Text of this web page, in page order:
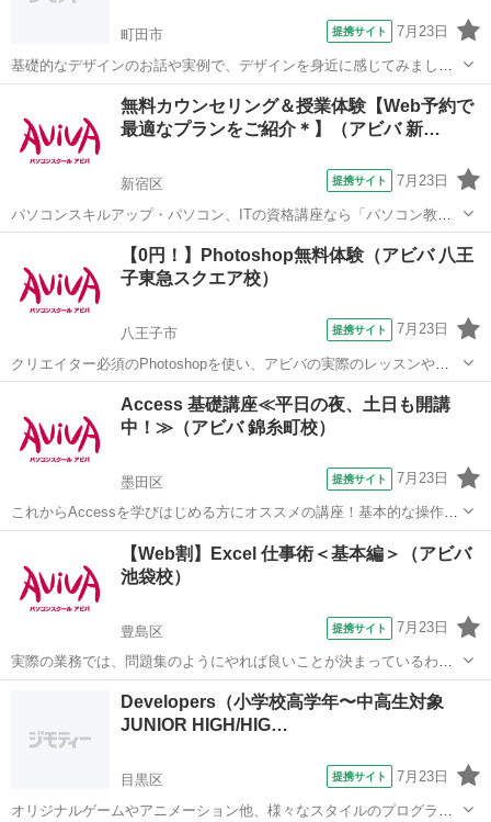
町田市 提携サイト 7月23日
基礎的なデザインのお話や実例で、デザインを身近に感じてみましょ
う！ 身の回りにたくさんあるデザインされているものの見方が変わる
かもしれません◎授業内で実際に制作するものは後日発表いたします
のでお楽しみに⭐︎
Webデザイナー
無料カウンセリング＆授業体験【Web予約で
最適なプランをご紹介＊】（アビバ 新…
新宿区 提携サイト 7月23日
パソコンスキルアップ・パソコン、ITの資格講座なら「パソコン教室
アビバ」。 全国直営100校以上で通学に便利！ ただいま、パソコン教
室アビバでは、全国の教室で説明会・無料体験授業を実施中です。 個
別カウンセリングと少人数個別...
エクセル
【0円！】Photoshop無料体験（アビバ 八王
子東急スクエア校）
八王子市 提携サイト 7月23日
クリエイター必須のPhotoshopを使い、アビバの実際のレッスンや教
室の雰囲気を無料で体験♪ 暗めの失敗写真に補正をかけて元通りにし
たり、複数写真を組み合わせ合成写真を作る体験など、あなたに合っ
たメニューで体験していただけます！
その他
Access 基礎講座≪平日の夜、土日も開講
中！≫（アビバ 錦糸町校）
墨田区 提携サイト 7月23日
これからAccessを学びはじめる方にオススメの講座！基本的な操作か
らリレーションシップなど、データベース管理ソフトであるAccessの
醍醐味を学ぶ事ができる講座です。 ■学習内容■ 基本操作・テーブ
ル・クエリ・フォーム...
アクセス
【Web割】Excel 仕事術＜基本編＞（アビバ
池袋校）
豊島区 提携サイト 7月23日
実際の業務では、問題集のようにやれば良いことが決まっているわけ
ではありません。この講座では【よくある上司の指示】からスタート
します。上司意図を汲み取るケーススタディを通じ、仕事の型を身に
つけます。Excelを"使える"人にな...
Developers（小学校高学年〜中高生対象
JUNIOR HIGH/HIG…
目黒区 提携サイト 7月23日
オリジナルゲームやアニメーション他、様々なスタイルのプログラミ